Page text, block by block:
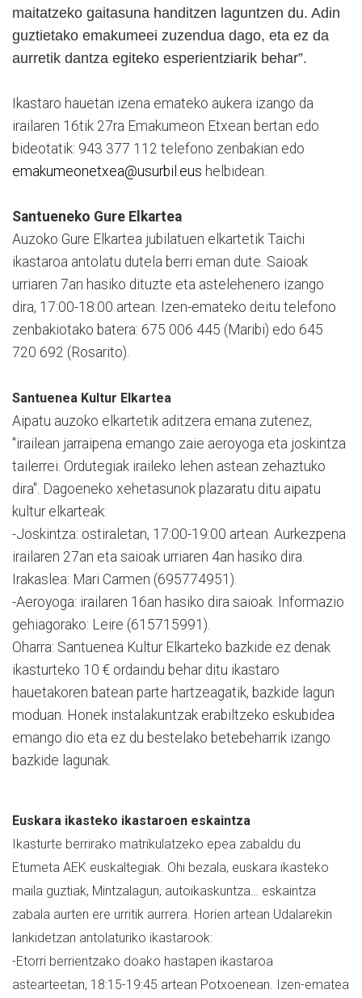
maitatzeko gaitasuna handitzen laguntzen du. Adin
guztietako emakumeei zuzendua dago, eta ez da
aurretik dantza egiteko esperientziarik behar”.
Ikastaro hauetan izena emateko aukera izango da
irailaren 16tik 27ra Emakumeon Etxean bertan edo
bideotatik: 943 377 112 telefono zenbakian edo
emakumeonetxea@usurbil.eus helbidean.
Santueneko Gure Elkartea
Auzoko Gure Elkartea jubilatuen elkartetik Taichi
ikastaroa antolatu dutela berri eman dute. Saioak
urriaren 7an hasiko dituzte eta astelehenero izango
dira, 17:00-18:00 artean. Izen-emateko deitu telefono
zenbakiotako batera: 675 006 445 (Maribi) edo 645
720 692 (Rosarito).
Santuenea Kultur Elkartea
Aipatu auzoko elkartetik aditzera emana zutenez,
"irailean jarraipena emango zaie aeroyoga eta joskintza
tailerrei. Ordutegiak iraileko lehen astean zehaztuko
dira". Dagoeneko xehetasunok plazaratu ditu aipatu
kultur elkarteak:
-Joskintza: ostiraletan, 17:00-19:00 artean. Aurkezpena
irailaren 27an eta saioak urriaren 4an hasiko dira.
Irakaslea: Mari Carmen (695774951).
-Aeroyoga: irailaren 16an hasiko dira saioak. Informazio
gehiagorako: Leire (615715991).
Oharra: Santuenea Kultur Elkarteko bazkide ez denak
ikasturteko 10 € ordaindu behar ditu ikastaro
hauetakoren batean parte hartzeagatik, bazkide lagun
moduan. Honek instalakuntzak erabiltzeko eskubidea
emango dio eta ez du bestelako betebeharrik izango
bazkide lagunak.
Euskara ikasteko ikastaroen eskaintza
Ikasturte berrirako matrikulatzeko epea zabaldu du
Etumeta AEK euskaltegiak. Ohi bezala, euskara ikasteko
maila guztiak, Mintzalagun, autoikaskuntza… eskaintza
zabala aurten ere urritik aurrera. Horien artean Udalarekin
lankidetzan antolaturiko ikastarook:
-Etorri berrientzako doako hastapen ikastaroa
astearteetan, 18:15-19:45 artean Potxoenean. Izen-ematea